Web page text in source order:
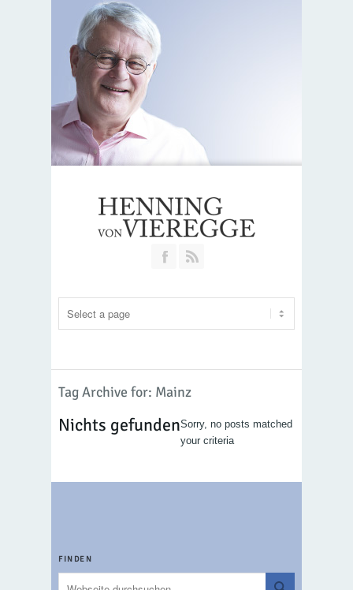
Join our Facebook Group
Tag Archive for: Mainz
Nichts gefundenSorry, no posts matched
your criteria
FINDEN